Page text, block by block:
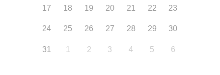
17 18 19 20 21 22 23
24 25 26 27 28 29 30
31 1 2 3 4 5 6